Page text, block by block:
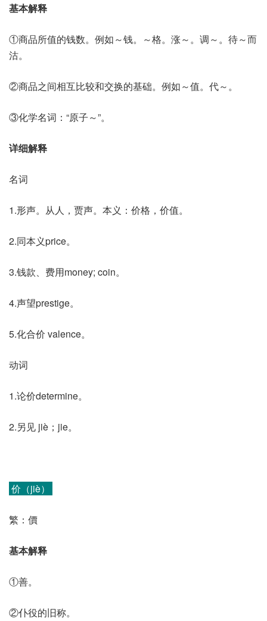
基本解释
①商品所值的钱数。例如～钱。～格。涨～。调～。待～而
沽。
②商品之间相互比较和交换的基础。例如～值。代～。
③化学名词：“原子～”。
详细解释
名词
1.形声。从人，贾声。本义：价格，价值。
2.同本义price。
3.钱款、费用money; coin。
4.声望prestige。
5.化合价 valence。
动词
1.论价determine。
2.另见 jiè；jie。
价（jiè）
繁：價
基本解释
①善。
②仆役的旧称。